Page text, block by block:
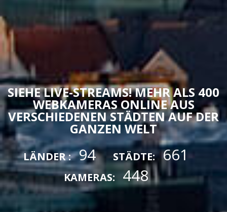
SIEHE LIVE-STREAMS! MEHR ALS 400
WEBKAMERAS ONLINE AUS
VERSCHIEDENEN STÄDTEN AUF DER
GANZEN WELT
LÄNDER : 94 STÄDTE: 661
KAMERAS: 448